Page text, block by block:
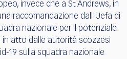
invece che a St Andrews, in
raccomandazione dall'Uefa di
nazionale per il potenziale
atto dalle autorità scozzesi
19 sulla squadra nazionale